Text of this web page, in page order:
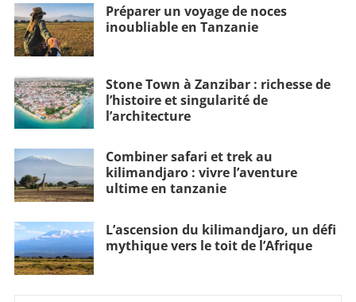
Préparer un voyage de noces
inoubliable en Tanzanie
Stone Town à Zanzibar : richesse de
l’histoire et singularité de
l’architecture
Combiner safari et trek au
kilimandjaro : vivre l’aventure
ultime en tanzanie
L’ascension du kilimandjaro, un défi
mythique vers le toit de l’Afrique